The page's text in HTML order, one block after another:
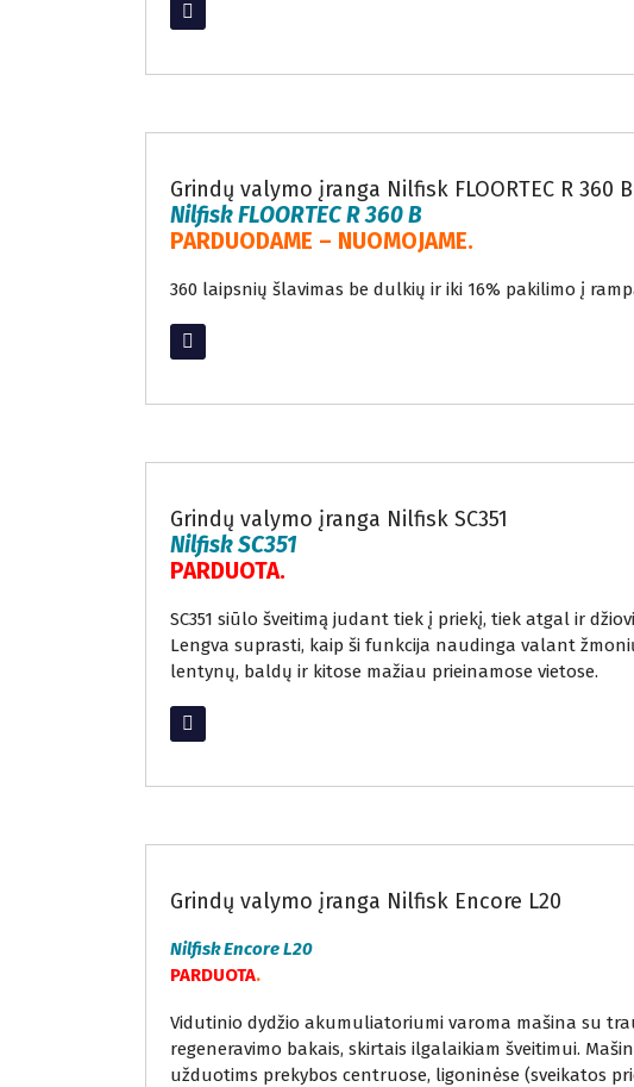
Read More
Grindų valymo įranga Nilfisk FLOORTEC R 360 B
Nilfisk FLOORTEC R 360 B
PARDUODAME – NUOMOJAME.
360 laipsnių šlavimas be dulkių ir iki 16% pakilimo į
Read More
Grindų valymo įranga Nilfisk SC351
Nilfisk SC351
PARDUOTA.
SC351 siūlo šveitimą judant tiek į priekį, tiek atgal ir
Lengva suprasti, kaip ši funkcija naudinga valant
lentynų, baldų ir kitose mažiau prieinamose vietose.
Read More
Grindų valymo įranga Nilfisk Encore L20
Nilfisk Encore L20
PARDUOTA.
Vidutinio dydžio akumuliatoriumi varoma mašina su
regeneravimo bakais, skirtais ilgalaikiam šveitimui.
užduotims prekybos centruose, ligoninėse (sveikatos